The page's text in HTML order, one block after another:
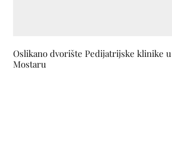
Oslikano dvorište Pedijatrijske klinike u
Mostaru